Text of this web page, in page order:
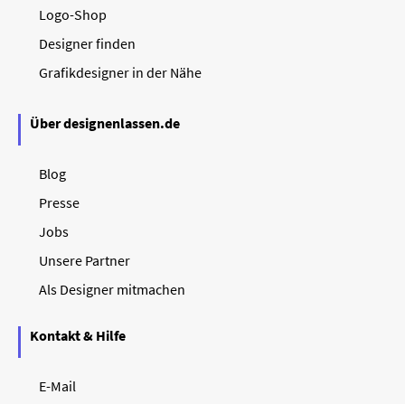
Logo-Shop
Designer finden
Grafikdesigner in der Nähe
Über designenlassen.de
Blog
Presse
Jobs
Unsere Partner
Als Designer mitmachen
Kontakt & Hilfe
E-Mail